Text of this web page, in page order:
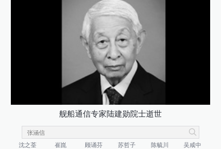
舰船通信专家陆建勋院士逝世
沈之荃 崔崑 顾诵芬 苏哲子 陈毓川
吴咸中